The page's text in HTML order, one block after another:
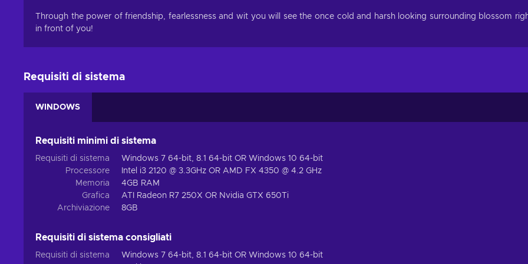
Through the power of friendship, fearlessness and wit you will see the once cold and harsh looking surrounding blossom
in front of you!
Requisiti di sistema
WINDOWS
Requisiti minimi di sistema
Requisiti di sistema
Windows 7 64-bit, 8.1 64-bit OR Windows 10 64-bit
Processore
Intel i3 2120 @ 3.3GHz OR AMD FX 4350 @ 4.2 GHz
Memoria
4GB RAM
Grafica
ATI Radeon R7 250X OR Nvidia GTX 650Ti
Archiviazione
8GB
Requisiti di sistema consigliati
Requisiti di sistema
Windows 7 64-bit, 8.1 64-bit OR Windows 10 64-bit